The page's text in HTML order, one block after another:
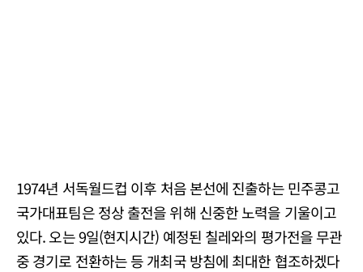
1974년 서독월드컵 이후 처음 본선에 진출하는 민주콩고
국가대표팀은 정상 출전을 위해 신중한 노력을 기울이고
있다. 오는 9일(현지시간) 예정된 칠레와의 평가전을 무관
중 경기로 전환하는 등 개최국 방침에 최대한 협조하겠다